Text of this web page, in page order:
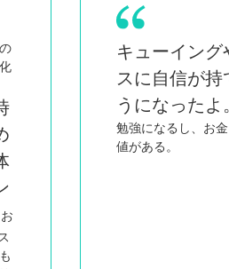
双子の母親であり
ィアの女性でもある
て、私と同じ
人たちが知
的に教えてい